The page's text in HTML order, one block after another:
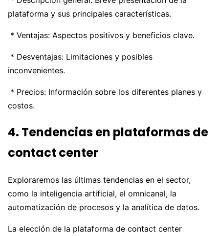
plataforma y sus principales características.
* Ventajas: Aspectos positivos y beneficios clave.
* Desventajas: Limitaciones y posibles
inconvenientes.
* Precios: Información sobre los diferentes planes y
costos.
4. Tendencias en plataformas de
contact center
Exploraremos las últimas tendencias en el sector,
como la inteligencia artificial, el omnicanal, la
automatización de procesos y la analítica de datos.
La elección de la plataforma de contact center